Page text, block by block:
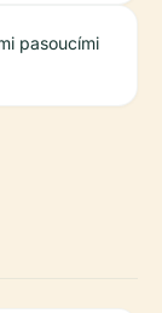
pasoucími